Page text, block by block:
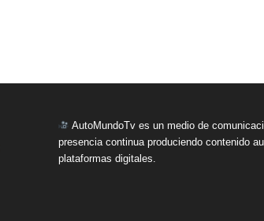
AutoMundoTv es un medio de
presencia continua produciendo contenido
plataformas digitales.